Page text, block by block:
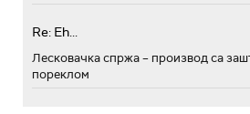
Re: Eh...
Лесковачка спржа – производ са
пореклом